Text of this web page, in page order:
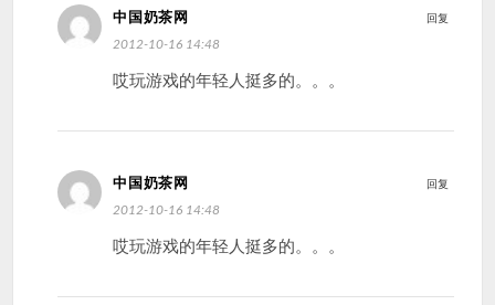
中国奶茶网
2012-10-16 14:48
哎玩游戏的年轻人挺多的。。。
回复
中国奶茶网
2012-10-16 14:48
哎玩游戏的年轻人挺多的。。。
回复